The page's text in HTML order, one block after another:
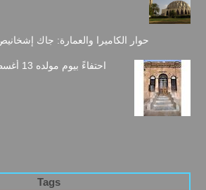
حوار الكاميرا والعمارة: جاك
Tags